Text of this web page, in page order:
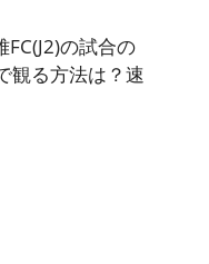
FC(J2)の試合の
観る方法は？速